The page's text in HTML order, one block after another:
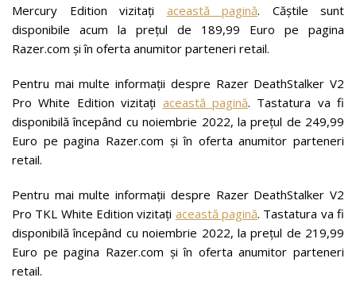
Mercury Edition vizitați această pagină. Căștile sunt
disponibile acum la prețul de 189,99 Euro pe pagina
Razer.com și în oferta anumitor parteneri retail.
Pentru mai multe informații despre Razer DeathStalker V2
Pro White Edition vizitați această pagină. Tastatura va fi
disponibilă începând cu noiembrie 2022, la prețul de 249,99
Euro pe pagina Razer.com și în oferta anumitor parteneri
retail.
Pentru mai multe informații despre Razer DeathStalker V2
Pro TKL White Edition vizitați această pagină. Tastatura va fi
disponibilă începând cu noiembrie 2022, la prețul de 219,99
Euro pe pagina Razer.com și în oferta anumitor parteneri
retail.